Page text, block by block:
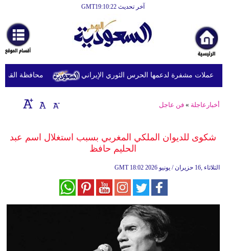
آخر تحديث GMT19:10:22
أخبارعاجلة
رياضة
ثقافة
إقتصاد
وموسيقى
محافظة القدس مشفرة لدعمها الحرس الثوري الإيراني
أخبارعاجلة »فن عاجل
شكوى للديوان الملكي المغربي بسبب استغلال اسم عبد
الحليم حافظ
GMT 18:02 2026 الثلاثاء ,16 حزيران / يونيو